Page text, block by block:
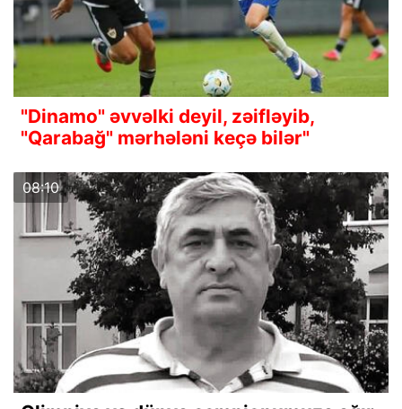
"Dinamo" əvvəlki deyil, zəifləyib,
"Qarabağ" mərhələni keçə bilər"
08:10